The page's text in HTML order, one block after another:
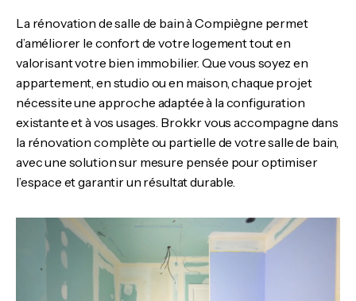
La rénovation de salle de bain à Compiègne permet
d’améliorer le confort de votre logement tout en
valorisant votre bien immobilier. Que vous soyez en
appartement, en studio ou en maison, chaque projet
nécessite une approche adaptée à la configuration
existante et à vos usages. Brokkr vous accompagne dans
la rénovation complète ou partielle de votre salle de bain,
avec une solution sur mesure pensée pour optimiser
l’espace et garantir un résultat durable.